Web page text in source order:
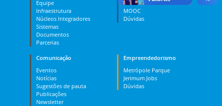
Equipe
Infraestrutura
Núcleos Integradores
Sistemas
Documentos
Parcerias
PES
MOOC
Dúvidas
Comunicação
Eventos
Notícias
Sugestões de pauta
Publicações
Newsletter
Empreendedorismo
Metrópole Parque
Jerimum Jobs
Dúvidas